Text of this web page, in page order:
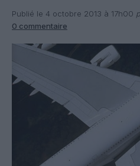
Publié le 4 octobre 2013 à 17h00
0 commentaire